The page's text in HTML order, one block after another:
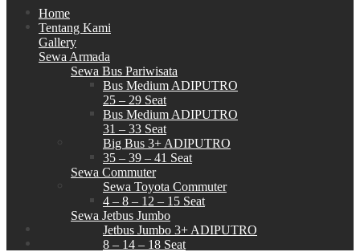
Home
Tentang Kami
Gallery
Sewa Armada
Sewa Bus Pariwisata
Bus Medium ADIPUTRO
25 – 29 Seat
Bus Medium ADIPUTRO
31 – 33 Seat
Big Bus 3+ ADIPUTRO
35 – 39 – 41 Seat
Sewa Commuter
Sewa Toyota Commuter
4 – 8 – 12 – 15 Seat
Sewa Jetbus Jumbo
Jetbus Jumbo 3+ ADIPUTRO
8 – 14 – 18 Seat